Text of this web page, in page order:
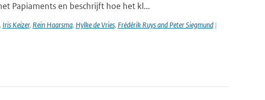
Papiaments en beschrijft hoe het kl...
Iris Keizer, Rein Haarsma, Hylke de Vries, Frédérik Ruys and Peter Siegmund|